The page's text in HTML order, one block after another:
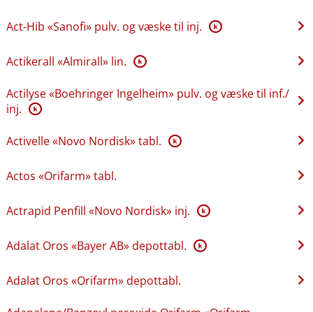
Act-Hib «Sanofi» pulv. og væske til inj. K
Actikerall «Almirall» lin. K
Actilyse «Boehringer Ingelheim» pulv. og væske til inf.​/​
inj. K
Activelle «Novo Nordisk» tabl. K
Actos «Orifarm» tabl.
Actrapid Penfill «Novo Nordisk» inj. K
Adalat Oros «Bayer AB» depottabl. K
Adalat Oros «Orifarm» depottabl.